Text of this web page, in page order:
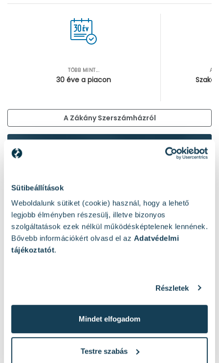
Sütibeállítások
Weboldalunk sütiket (cookie) használ, hogy a lehető
legjobb élményben részesülj, illetve bizonyos
szolgáltatások ezek nélkül működésképtelenek lennének.
Bővebb információkért olvasd el az Adatvédelmi
tájékoztatót.
Részletek
Mindet elfogadom
Testre szabás
TÖBB MINT...
30 éve a piacon
A Zákány Szerszámházról
Légy te is Zákány Szerszámklub tag
Exkluzív ajánlatok minden hónapban.
Limitált készlet ajánlatok.
Termékbeveztő akciók.
Elsőként fogsz értesülni az akciókról és
Hogyan szólíthatunk?